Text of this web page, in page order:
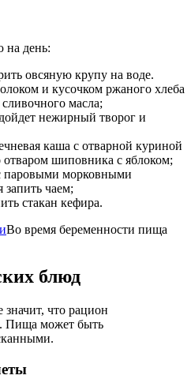
на день:
овсяную крупу на воде.
и кусочком ржаного хлеба
масла;
нежирный творог и
каша с отварной куриной
шиповника с яблоком;
паровыми морковными
запить чаем;
стакан кефира.
Во время беременности пища
блюд
что рацион
Пища может быть